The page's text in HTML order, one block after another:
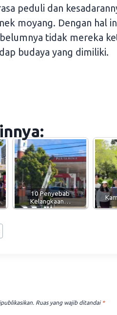
peduli dan
moyang. Dengan hal
tidak mereka
budaya yang dimiliki.
10 Penyebab
Kelangkaan…
Ruas yang wajib ditandai *